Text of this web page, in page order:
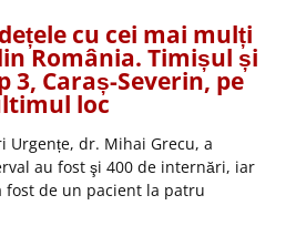
cu cei mai mulți
România. Timișul și
3, Caraș-Severin, pe
loc
Urgențe, dr. Mihai Grecu, a
au fost şi 400 de internări, iar
de un pacient la patru